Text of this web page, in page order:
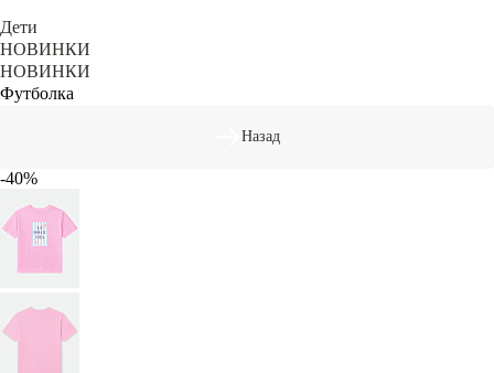
Дети
НОВИНКИ
НОВИНКИ
Футболка
Назад
-40%